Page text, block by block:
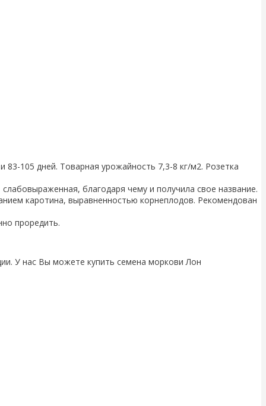
105 дней. Товарная урожайность 7,3-8 кг/м2. Розетка
благодаря чему и получила свое название.
каротина, выравненностью корнеплодов. Рекомендован
проредить.
У нас Вы можете купить семена моркови Лон